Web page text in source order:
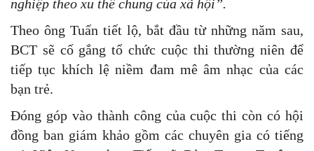
nghiệp theo xu thế chung của xã hội”.
Theo ông Tuấn tiết lộ, bắt đầu từ những năm sau,
BCT sẽ cố gắng tổ chức cuộc thi thường niên để
tiếp tục khích lệ niềm đam mê âm nhạc của các
bạn trẻ.
Đóng góp vào thành công của cuộc thi còn có hội
đồng ban giám khảo gồm các chuyên gia có tiếng